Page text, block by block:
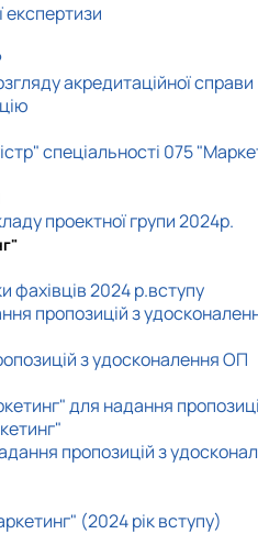
експертизи
акредитаційної справи
спеціальності 075
проектної групи 2024р.
фахівців 2024 р.вступу
пропозицій з
з удосконалення ОП
для надання
пропозицій з удосконал
(2024 рік вступу)